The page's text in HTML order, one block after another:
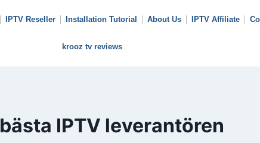
IPTV Reseller Installation Tutorial About Us IPTV Affiliate
krooz tv reviews
bästa IPTV leverantören